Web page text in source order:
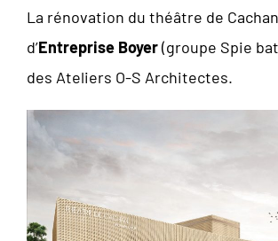
La rénovation du théâtre de
d’Entreprise Boyer(groupe Spie
des Ateliers O-S Architectes.